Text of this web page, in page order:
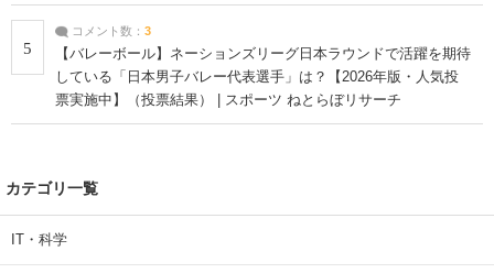
5
コメント数： 3
【バレーボール】ネーションズリーグ日本ラウンドで活躍を期待
している「日本男子バレー代表選手」は？【2026年版・人気投
票実施中】（投票結果） | スポーツ ねとらぼリサーチ
カテゴリ一覧
IT・科学